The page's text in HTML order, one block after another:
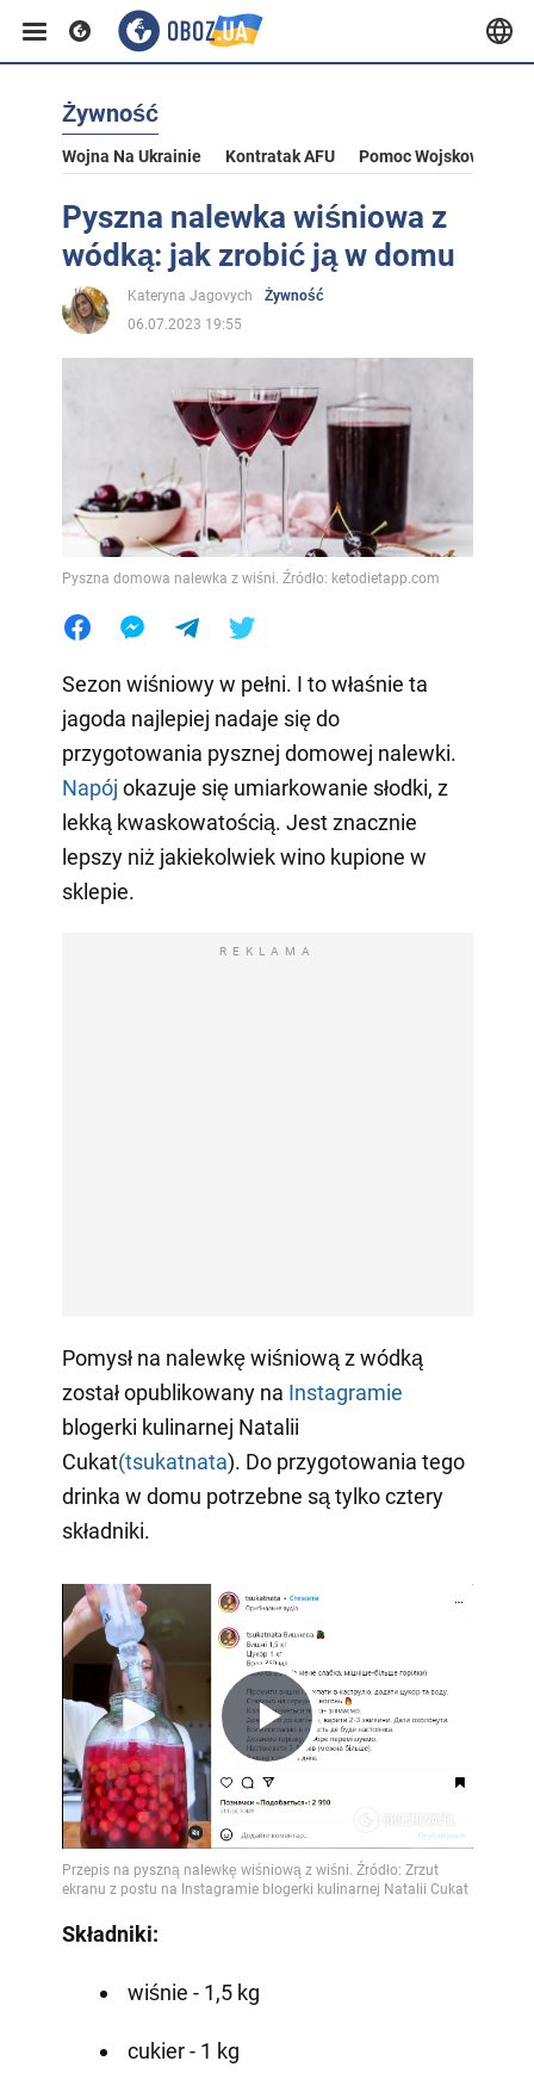
Żywność
Wojna Na Ukrainie Kontratak AFU Pomoc Wojskowa Dla
Pyszna nalewka wiśniowa z
wódką: jak zrobić ją w domu
Kateryna Jagovych
Żywność
06.07.2023 19:55
Pyszna domowa nalewka z wiśni. Źródło: ketodietapp.com
Sezon wiśniowy w pełni. I to właśnie ta
jagoda najlepiej nadaje się do
przygotowania pysznej domowej nalewki.
Napój okazuje się umiarkowanie słodki, z
lekką kwaskowatością. Jest znacznie
lepszy niż jakiekolwiek wino kupione w
sklepie.
REKLAMA
Pomysł na nalewkę wiśniową z wódką
został opublikowany na Instagramie
blogerki kulinarnej Natalii
Cukat(tsukatnata). Do przygotowania tego
drinka w domu potrzebne są tylko cztery
składniki.
Play
Video
Składniki:
wiśnie - 1,5 kg
cukier - 1 kg